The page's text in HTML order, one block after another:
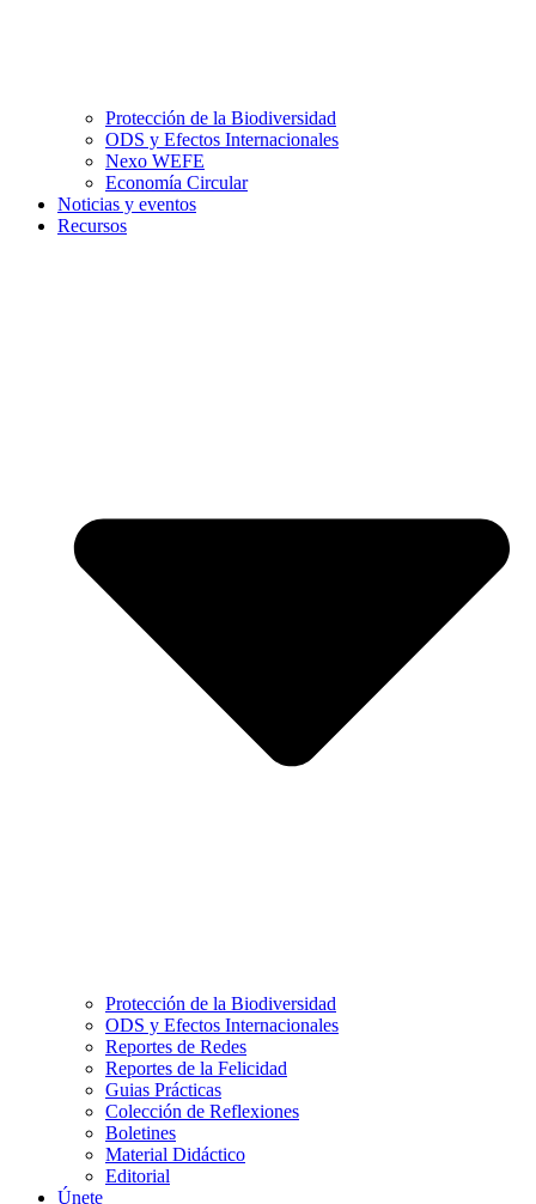
Protección de la Biodiversidad
ODS y Efectos Internacionales
Nexo WEFE
Economía Circular
Noticias y eventos
Recursos
Protección de la Biodiversidad
ODS y Efectos Internacionales
Reportes de Redes
Reportes de la Felicidad
Guias Prácticas
Colección de Reflexiones
Boletines
Material Didáctico
Editorial
Únete